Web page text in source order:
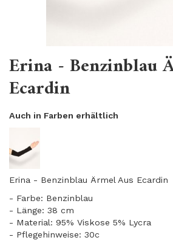
Erina - Benzinblau
Ecardin
Auch in Farben erhältlich
Erina - Benzinblau Ärmel Aus Ecardin
- Farbe: Benzinblau
- Länge: 38 cm
​- Material: 95% Viskose 5% Lycra
- Pflegehinweise: 30c